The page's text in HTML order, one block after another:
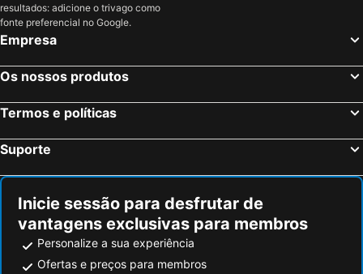
resultados: adicione o trivago como
fonte preferencial no Google.
Empresa
Os nossos produtos
Termos e políticas
Suporte
Inicie sessão para desfrutar de
vantagens exclusivas para membros
Personalize a sua experiência
Ofertas e preços para membros